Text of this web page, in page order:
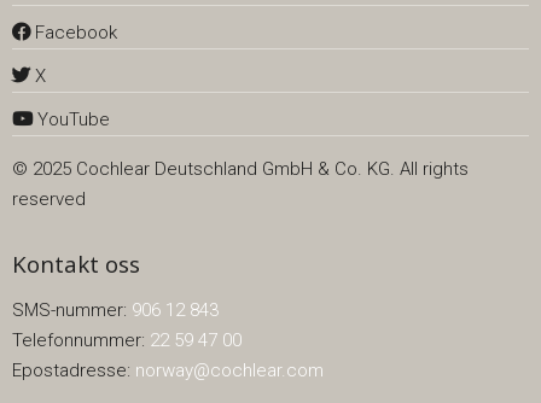
Facebook
X
YouTube
© 2025 Cochlear Deutschland GmbH & Co. KG. All rights
reserved
Kontakt oss
SMS-nummer: 906 12 843
Telefonnummer: 22 59 47 00
Epostadresse: norway@cochlear.com